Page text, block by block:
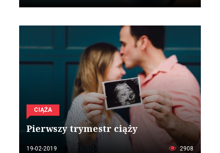
CIĄŻA
Pierwszy trymestr ciąży
19-02-2019 2908